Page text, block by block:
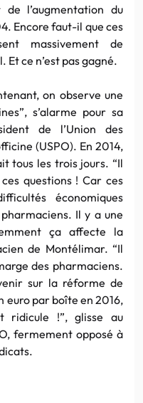
l’augmentation du
Encore faut-il que ces
massivement de
Et ce n’est pas gagné.
on observe une
s’alarme pour sa
de l’Union des
(USPO). En 2014,
tous les trois jours. “Il
questions ! Car ces
économiques
Il y a une
ça affecte la
de Montélimar. “Il
des pharmaciens.
sur la réforme de
euro par boîte en 2016,
ridicule !”, glisse au
fermement opposé à